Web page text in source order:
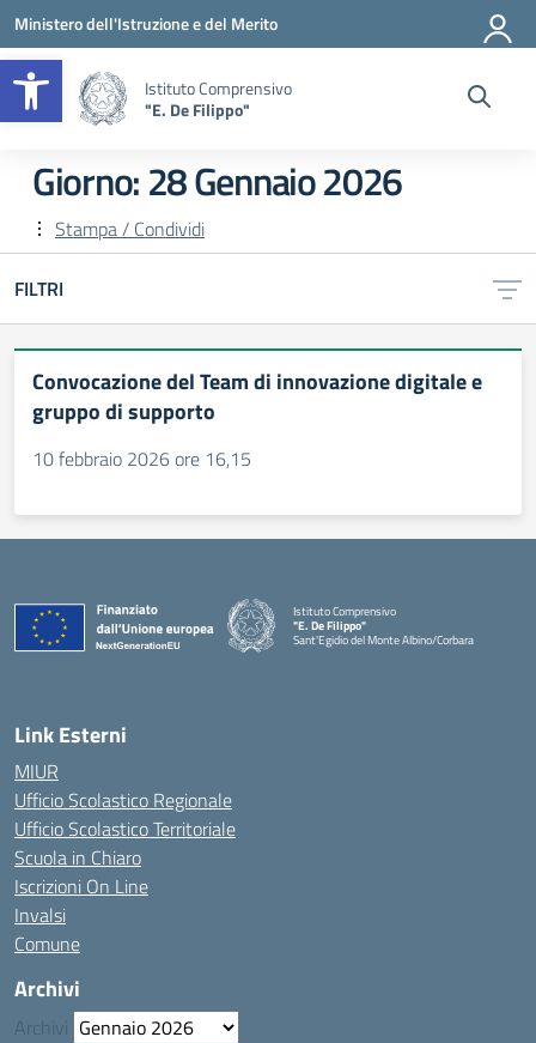
Apri la barra degli strumenti
Vai ai contenuti
Vai al menu di navigazione
Vai al footer
Ministero dell'Istruzione e del Merito
Istituto Comprensivo
"E. De Filippo"
Giorno:28 Gennaio 2026
Stampa / Condividi
FILTRI
Convocazione del Team di innovazione digitale e
gruppo di supporto
10 febbraio 2026 ore 16,15
Istituto Comprensivo
"E. De Filippo"
Sant'Egidio del Monte Albino/Corbara
Link Esterni
MIUR
Ufficio Scolastico Regionale
Ufficio Scolastico Territoriale
Scuola in Chiaro
Iscrizioni On Line
Invalsi
Comune
Archivi
Archivi